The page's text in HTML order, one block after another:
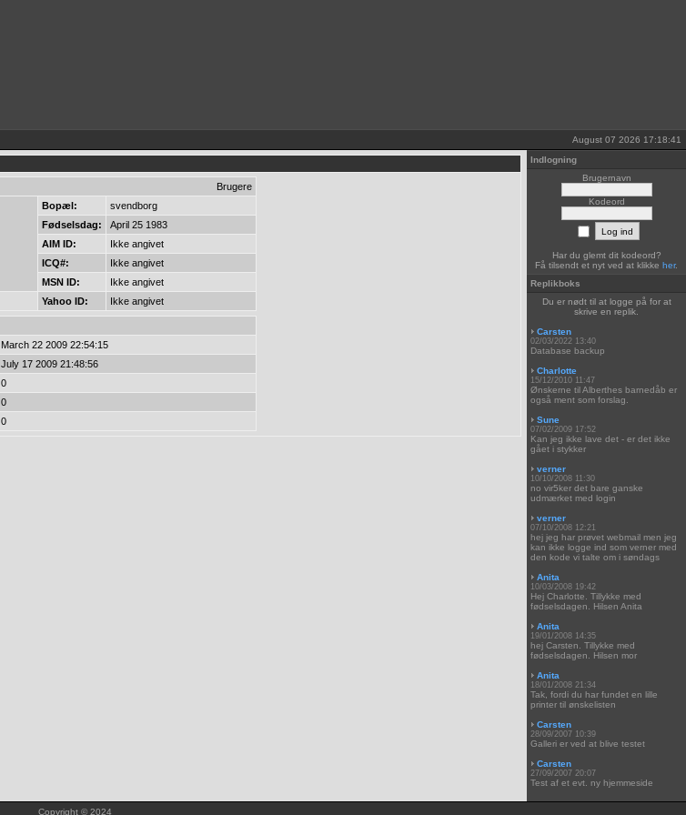
August 07 2026 17:18:41
Brugere
Bopæl:
svendborg
Fødselsdag:
April 25 1983
AIM ID:
Ikke angivet
ICQ#:
Ikke angivet
MSN ID:
Ikke angivet
Yahoo ID:
Ikke angivet
March 22 2009 22:54:15
July 17 2009 21:48:56
0
0
0
Indlogning
Brugernavn
Kodeord
Har du glemt dit kodeord?
Få tilsendt et nyt ved at klikke her.
Replikboks
Du er nødt til at logge på for at
skrive en replik.
Carsten
02/03/2022 13:40
Database backup
Charlotte
15/12/2010 11:47
Ønskerne til Alberthes barnedåb er
også ment som forslag.
Sune
07/02/2009 17:52
Kan jeg ikke lave det - er det ikke
gået i stykker
verner
10/10/2008 11:30
no vir5ker det bare ganske
udmærket med login
verner
07/10/2008 12:21
hej jeg har prøvet webmail men jeg
kan ikke logge ind som verner med
den kode vi talte om i søndags
Anita
10/03/2008 19:42
Hej Charlotte. Tillykke med
fødselsdagen. Hilsen Anita
Anita
19/01/2008 14:35
hej Carsten. Tillykke med
fødselsdagen. Hilsen mor
Anita
18/01/2008 21:34
Tak, fordi du har fundet en lille
printer til ønskelisten
Carsten
28/09/2007 10:39
Galleri er ved at blive testet
Carsten
27/09/2007 20:07
Test af et evt. ny hjemmeside
Copyright © 2024